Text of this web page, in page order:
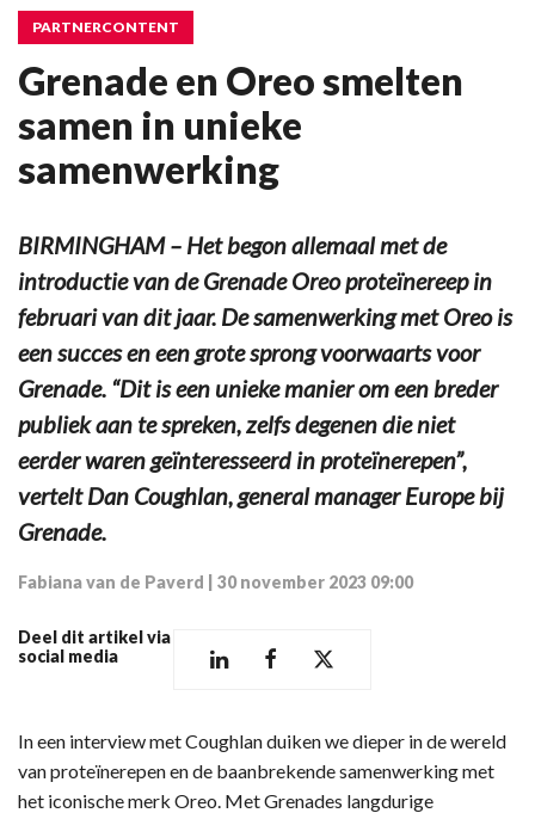
PARTNERCONTENT
Grenade en Oreo smelten
samen in unieke
samenwerking
BIRMINGHAM – Het begon allemaal met de
introductie van de Grenade Oreo proteïnereep in
februari van dit jaar. De samenwerking met Oreo is
een succes en een grote sprong voorwaarts voor
Grenade. “Dit is een unieke manier om een breder
publiek aan te spreken, zelfs degenen die niet
eerder waren geïnteresseerd in proteïnerepen”,
vertelt Dan Coughlan, general manager Europe bij
Grenade.
Fabiana van de Paverd 30 november 2023 09:00
Deel dit artikel via
social media
In een interview met Coughlan duiken we dieper in de wereld
van proteïnerepen en de baanbrekende samenwerking met
het iconische merk Oreo. Met Grenades langdurige